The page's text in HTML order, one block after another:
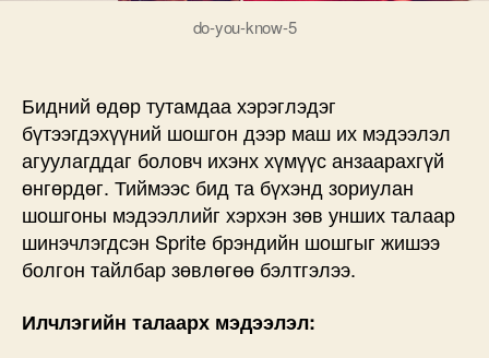
do-you-know-5
Бидний өдөр тутамдаа хэрэглэдэг
бүтээгдэхүүний шошгон дээр маш их мэдээлэл
агуулагддаг боловч ихэнх хүмүүс анзаарахгүй
өнгөрдөг. Тиймээс бид та бүхэнд зориулан
шошгоны мэдээллийг хэрхэн зөв унших талаар
шинэчлэгдсэн Sprite брэндийн шошгыг жишээ
болгон тайлбар зөвлөгөө бэлтгэлээ.
Илчлэгийн талаарх мэдээлэл: